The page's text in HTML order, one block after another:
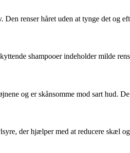
renser håret uden at tynge det og
shampooer indeholder milde
og er skånsomme mod sart hud.
der hjælper med at reducere skæl